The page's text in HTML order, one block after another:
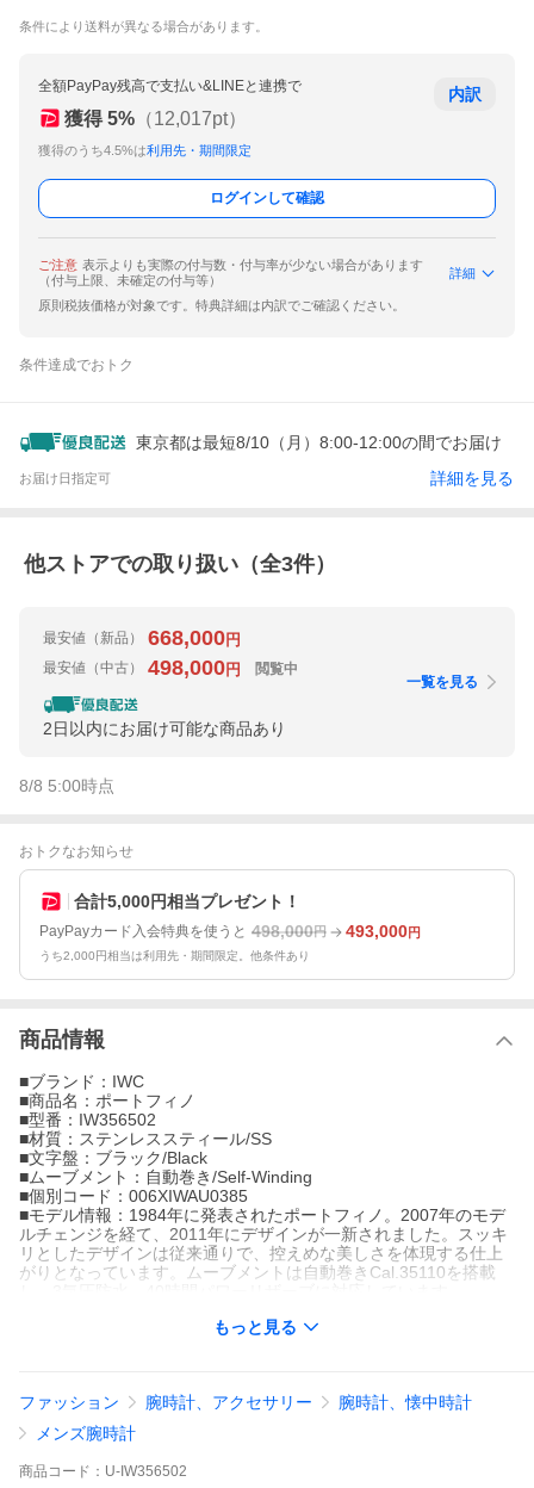
条件により送料が異なる場合があります。
全額PayPay残高で支払い&LINEと連携で
獲得 5% （12,017pt）
獲得のうち4.5%は利用先・期間限定
内訳
ログインして確認
ご注意 表示よりも実際の付与数・付与率が少ない場合があります
（付与上限、未確定の付与等）
詳細
原則税抜価格が対象です。特典詳細は内訳でご確認ください。
条件達成でおトク
東京都は最短8/10（月）8:00-12:00の間でお届け
お届け日指定可 詳細を見る
他ストアでの取り扱い（全3件）
最安値 （新品） 668,000円
最安値 （中古） 498,000円 閲覧中
2日以内にお届け可能な商品あり
一覧を見る
8/8 5:00時点
おトクなお知らせ
合計5,000円相当プレゼント！
PayPayカード入会特典を使うと 498,000円 493,000円
うち2,000円相当は利用先・期間限定。他条件あり
商品情報
■ブランド：IWC
■商品名：ポートフィノ
■型番：IW356502
■材質：ステンレススティール/SS
■文字盤：ブラック/Black
■ムーブメント：自動巻き/Self-Winding
■個別コード：006XIWAU0385
■モデル情報：1984年に発表されたポートフィノ。2007年のモデ
ルチェンジを経て、2011年にデザインが一新されました。スッキ
リとしたデザインは従来通りで、控えめな美しさを体現する仕上
がりとなっています。ムーブメントは自動巻きCal.35110を搭載
もっと見る
ファッション 腕時計、アクセサリー
腕時計、懐中時計
メンズ腕時計
商品 コード： U-IW356502